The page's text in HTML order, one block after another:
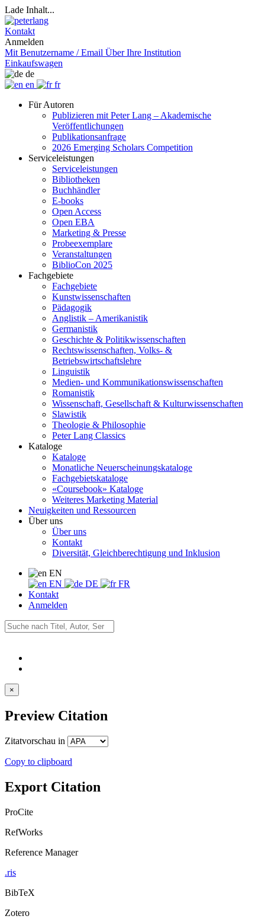
Lade Inhalt...
Kontakt
Anmelden
Mit Benutzername / Email Über Ihre Institution
Einkaufswagen
de
en
fr
Für Autoren
Publizieren mit Peter Lang – Akademische
Veröffentlichungen
Publikationsanfrage
2026 Emerging Scholars Competition
Serviceleistungen
Serviceleistungen
Bibliotheken
Buchhändler
E-books
Open Access
Open EBA
Marketing & Presse
Probeexemplare
Veranstaltungen
BiblioCon 2025
Fachgebiete
Fachgebiete
Kunstwissenschaften
Pädagogik
Anglistik – Amerikanistik
Germanistik
Geschichte & Politikwissenschaften
Rechtswissenschaften, Volks- &
Betriebswirtschaftslehre
Linguistik
Medien- und Kommunikationswissenschaften
Romanistik
Wissenschaft, Gesellschaft & Kulturwissenschaften
Slawistik
Theologie & Philosophie
Peter Lang Classics
Kataloge
Kataloge
Monatliche Neuerscheinungskataloge
Fachgebietskataloge
«Coursebook» Kataloge
Weiteres Marketing Material
Neuigkeiten und Ressourcen
Über uns
Über uns
Kontakt
Diversität, Gleichberechtigung und Inklusion
EN
EN
DE
FR
Kontakt
Anmelden
×
Preview Citation
Zitatvorschau in
Copy to clipboard
Export Citation
ProCite
RefWorks
Reference Manager
.ris
BibTeX
Zotero